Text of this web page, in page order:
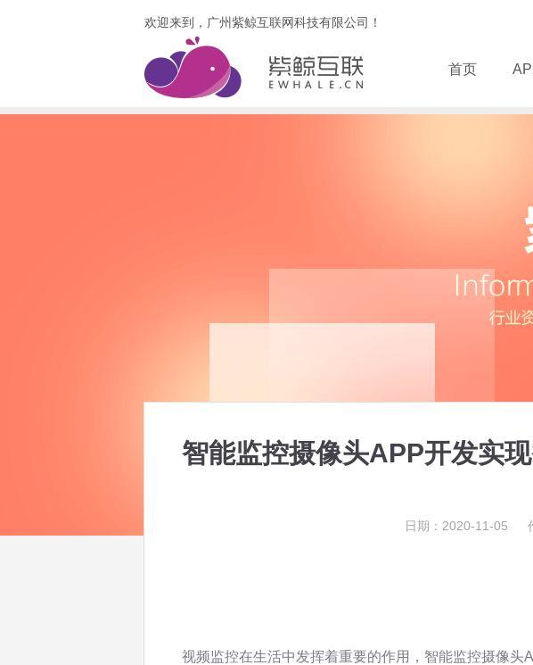
欢迎来到，广州紫鲸互联网科技有限公司！
首页
智能监控摄像头APP开发实
日期：2020-11-05
视频监控在生活中发挥着重要的作用，智能监控摄像头